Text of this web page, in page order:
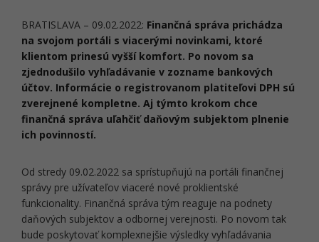
BRATISLAVA – 09.02.2022: Finančná správa prichádza
na svojom portáli s viacerými novinkami, ktoré
klientom prinesú vyšší komfort. Po novom sa
zjednodušilo vyhľadávanie v zozname bankových
účtov. Informácie o registrovanom platiteľovi DPH sú
zverejnené kompletne. Aj týmto krokom chce
finančná správa uľahčiť daňovým subjektom plnenie
ich povinností.
Od stredy 09.02.2022 sa sprístupňujú na portáli finančnej
správy pre užívateľov viaceré nové proklientské
funkcionality. Finančná správa tým reaguje na podnety
daňových subjektov a odbornej verejnosti. Po novom tak
bude poskytovať komplexnejšie výsledky vyhľadávania